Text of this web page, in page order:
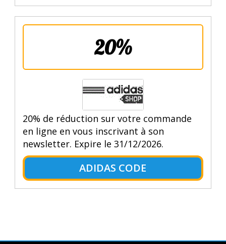
20%
20% de réduction sur votre commande
en ligne en vous inscrivant à son
newsletter. Expire le 31/12/2026.
ADIDAS CODE